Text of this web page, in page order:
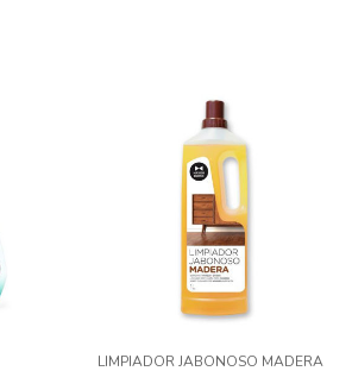
LIMPIADOR JABONOSO MADERA